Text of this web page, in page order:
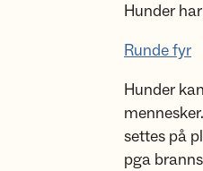
Hunder
Runde fyr
Hunder
settes på
pga